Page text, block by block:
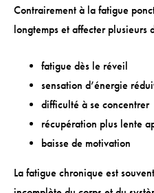
Contrairement à la fatigue
longtemps et affecter plusieurs
fatigue dès le réveil
sensation d’énergie
difficulté à se concentrer
récupération plus lente
baisse de motivation
La fatigue chronique est